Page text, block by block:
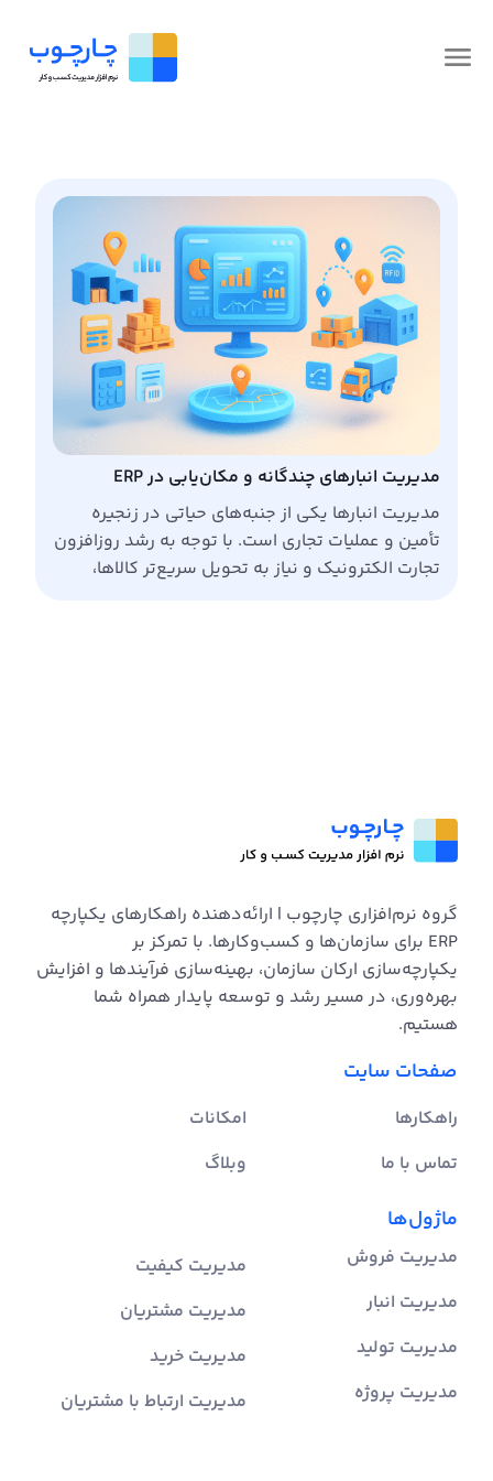
مدیریت انبارهای چندگانه و مکان‌یابی در ERP
مدیریت انبارها یکی از جنبه‌های حیاتی در زنجیره
تأمین و عملیات تجاری است. با توجه به رشد روزافزون
تجارت الکترونیک و نیاز به تحویل سریع‌تر کالاها،
گروه نرم‌افزاری چارچوب | ارائه‌دهنده راهکارهای یکپارچه
ERP برای سازمان‌ها و کسب‌وکارها. با تمرکز بر
یکپارچه‌سازی ارکان سازمان، بهینه‌سازی فرآیندها و افزایش
بهره‌وری، در مسیر رشد و توسعه پایدار همراه شما
هستیم.
صفحات سایت
راهکارها
امکانات
تماس با ما
وبلاگ
ماژول‌ها
مدیریت فروش
مدیریت انبار
مدیریت تولید
مدیریت پروژه
مدیریت کیفیت
مدیریت مشتریان
مدیریت خرید
مدیریت ارتباط با مشتریان